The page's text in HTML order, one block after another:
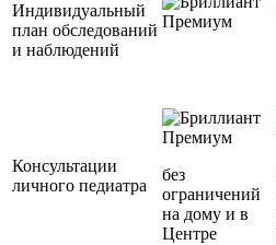
Индивидуальный
план обследований
и наблюдений
Премиум
Консультации
личного педиатра
Премиум
без
ограничений
на дому и в
Центре